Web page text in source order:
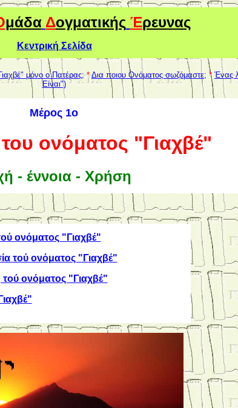
μάδα Δογματικής Έρευνας
Κεντρική Σελίδα
μόνο ο Πατέρας; * Δια ποιου Ονόματος σωζόμαστε; * Ένας
Είναι")
Μέρος 1ο
ονόματος "Γιαχβέ"
- έννοια - Χρήση
ονόματος "Γιαχβέ"
τού ονόματος "Γιαχβέ"
ονόματος "Γιαχβέ"